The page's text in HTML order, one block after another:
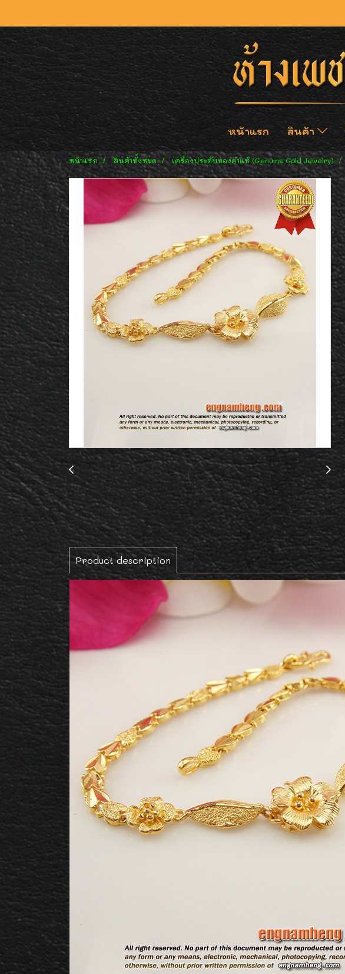
หน้าแรก สินค้า
หน้าแรก สินค้าทั้งหมด เครื่องประดับทองคำแท้ (Genuine Gold Jewelry)
Product description